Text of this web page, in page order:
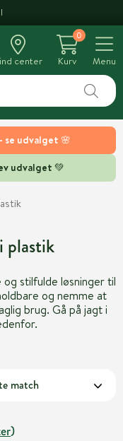
se udvalget 🌸
udvalget 💚
center
0
Kurv
Menu
plastik
og stilfulde løsninger til
og nemme at
brug. Gå på jagt i
)